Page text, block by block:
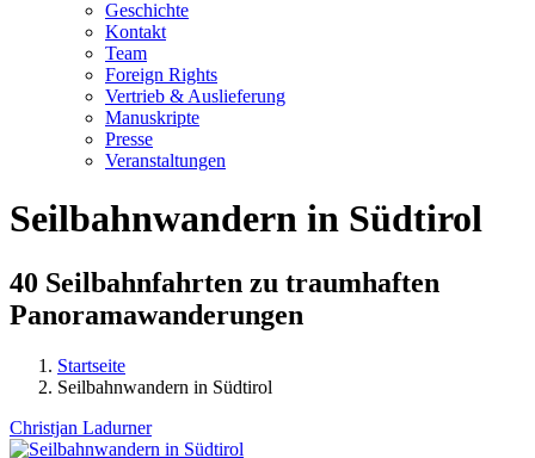
Geschichte
Kontakt
Team
Foreign Rights
Vertrieb & Auslieferung
Manuskripte
Presse
Veranstaltungen
Seilbahnwandern in Südtirol
40 Seilbahnfahrten zu traumhaften
Panoramawanderungen
Sie sind hier
Startseite
Seilbahnwandern in Südtirol
Christjan Ladurner